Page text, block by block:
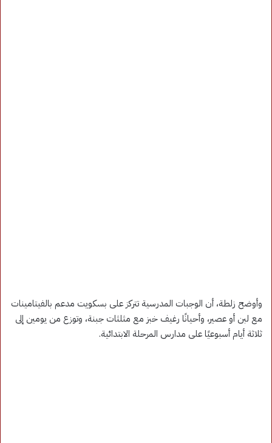
وأوضح زلطة، أن الوجبات المدرسية تتركز على بسكويت مدعم بالفيتامينات
مع لبن أو عصير، وأحيانًا رغيف خبز مع مثلثات جبنة، وتوزع من يومين إلى
ثلاثة أيام أسبوعيًا على مدارس المرحلة الابتدائية.